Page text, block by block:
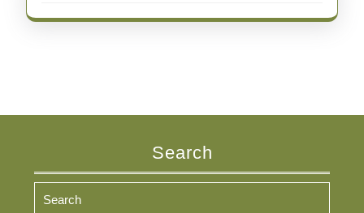
Search